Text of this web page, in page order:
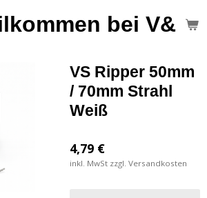
bei V&S
VS Ripper 50mm
/ 70mm Strahl
Weiß
4,79 €
inkl. MwSt zzgl. Versandkosten